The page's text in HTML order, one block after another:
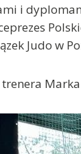
i
Judo w